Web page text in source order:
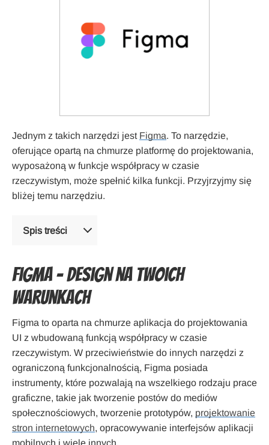
Jednym z takich narzędzi jest Figma. To narzędzie,
oferujące opartą na chmurze platformę do projektowania,
wyposażoną w funkcje współpracy w czasie
rzeczywistym, może spełnić kilka funkcji. Przyjrzyjmy się
bliżej temu narzędziu.
Spis treści
Figma – Design na Twoich
warunkach
Figma to oparta na chmurze aplikacja do projektowania
UI z wbudowaną funkcją współpracy w czasie
rzeczywistym. W przeciwieństwie do innych narzędzi z
ograniczoną funkcjonalnością, Figma posiada
instrumenty, które pozwalają na wszelkiego rodzaju prace
graficzne, takie jak tworzenie postów do mediów
społecznościowych, tworzenie prototypów, projektowanie
stron internetowych, opracowywanie interfejsów aplikacji
mobilnych i wiele innych.